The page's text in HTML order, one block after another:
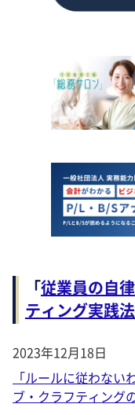
「従業員の自
ティング実践法
2023年12月18日
「ルールに従わな
ブ・クラフティング